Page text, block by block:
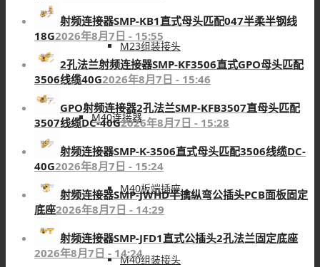
M23组装接头
M40连接器
M40板端插座
M40组装接头
射频连接器SMP-KB1直式母头匹配047半柔半钢线
18G2026年8月7日 - 15:55
2孔法兰射频连接器SMP-KF3506直式GPO母头匹配
3506线缆40G2026年8月7日 - 15:46
GPO射频连接器2孔法兰SMP-KFB3507直母头匹配
3507线缆DC-40G2026年8月7日 - 15:28
射频连接器SMP-K-3506直式母头匹配3506线缆DC-
40G2026年8月7日 - 15:24
射频连接器SMP-JWHD半擒纵弯公插头PCB面板固定
底座2026年8月7日 - 14:29
射频连接器SMP-JFD1直式公插头2孔法兰固定底座
2026年8月7日 - 14:24